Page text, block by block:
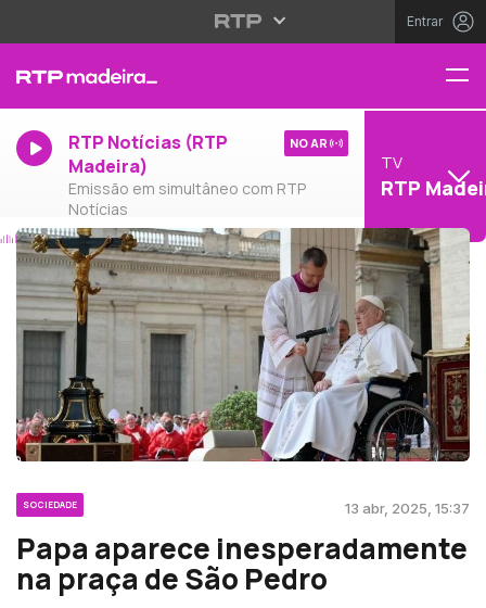
Entrar
RTP Notícias (RTP
Madeira)
Emissão em simultâneo com RTP
Notícias
NO AR
TV
RTP
SOCIEDADE 13 abr, 2025, 15:37
Papa aparece inesperadamente
na praça de São Pedro